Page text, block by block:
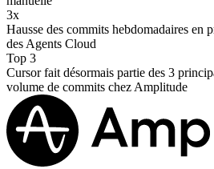
3x
Hausse des commits hebdomadaires en
des Agents Cloud
Top 3
Cursor fait désormais partie des 3
volume de commits chez Amplitude